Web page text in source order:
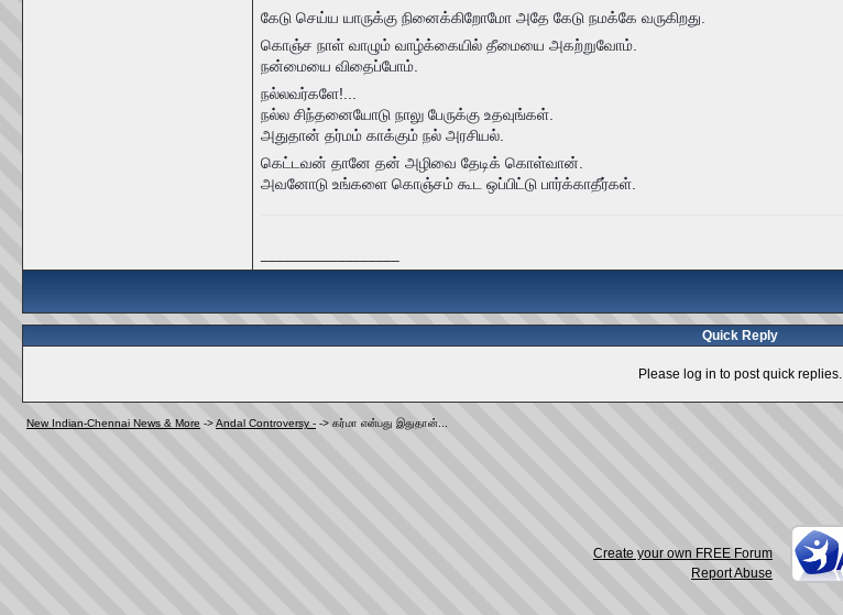
கேடு செய்ய யாருக்கு நினைக்கிறோமோ அதே கேடு நமக்கே வருகிறது.
கொஞ்ச நாள் வாழும் வாழ்க்கையில் தீமையை அகற்றுவோம்.
நன்மையை விதைப்போம்.
நல்லவர்களே!...
நல்ல சிந்தனையோடு நாலு பேருக்கு உதவுங்கள்.
அதுதான் தர்மம் காக்கும் நல் அரசியல்.
கெட்டவன் தானே தன் அழிவை தேடிக் கொள்வான்.
அவனோடு உங்களை கொஞ்சம் கூட ஒப்பிட்டு பார்க்காதீர்கள்.
Quick Reply
Please log in to post quick replies.
New Indian-Chennai News & More ->Andal Controversy - -> கர்மா என்பது இதுதான்...
Create your own FREE Forum
Report Abuse